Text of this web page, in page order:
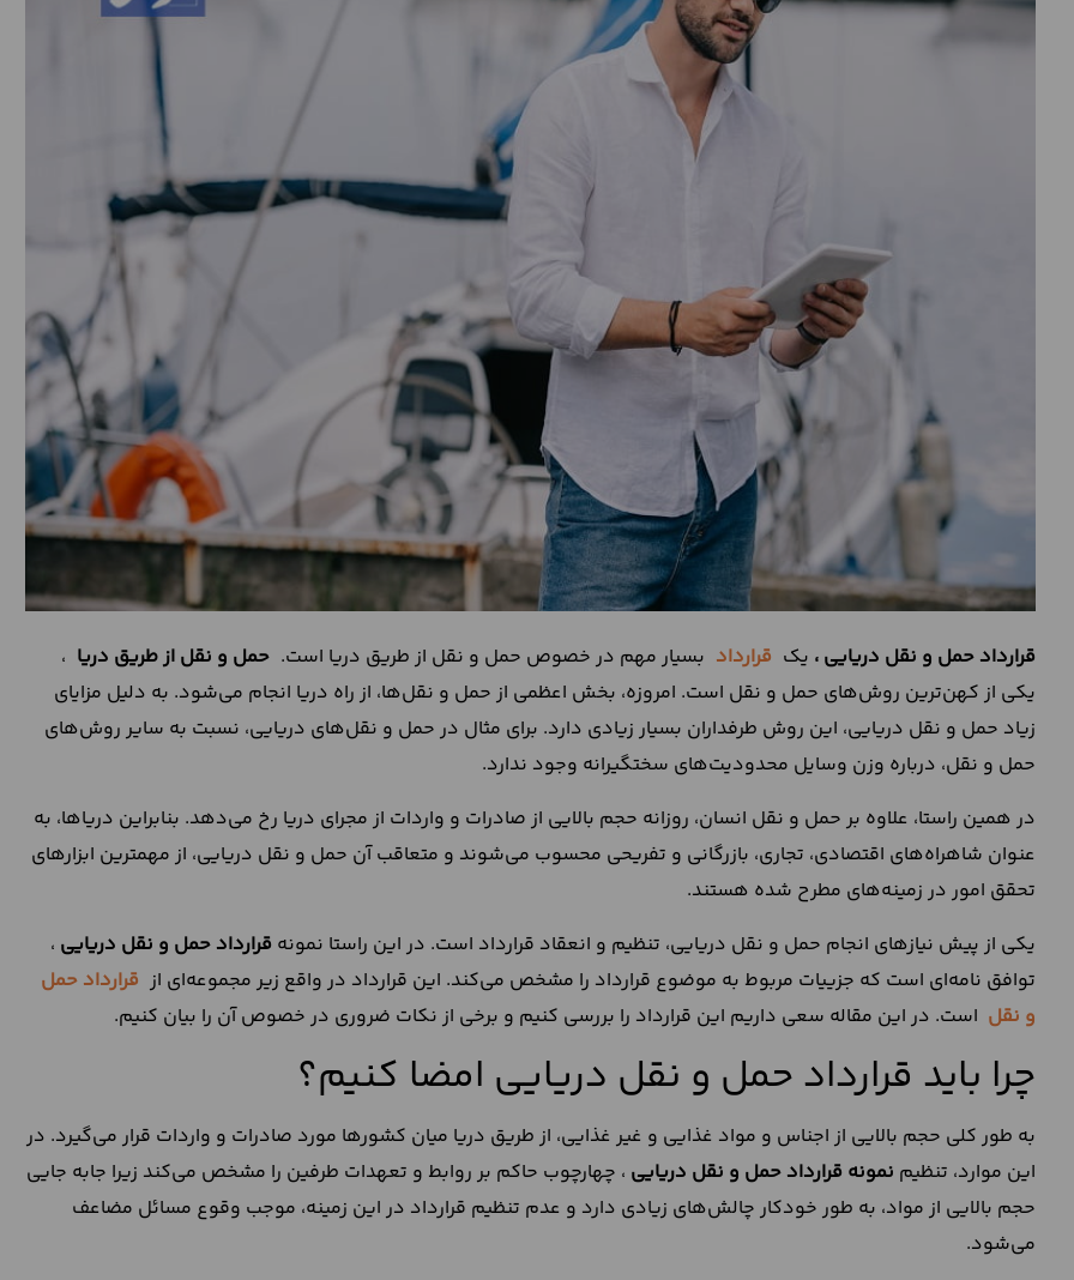
قرارداد حمل و نقل دریایی ، یک قرارداد بسیار مهم در خصوص حمل و نقل از طریق دریا است. حمل و نقل از طریق دریا ،
یکی از کهن‌ترین روش‌های حمل و نقل است. امروزه، بخش اعظمی از حمل و نقل‌ها، از راه دریا انجام می‌شود. به دلیل مزایای
زیاد حمل و نقل دریایی، این روش طرفداران بسیار زیادی دارد. برای مثال در حمل و نقل‌های دریایی، نسبت به سایر روش‌های
حمل و نقل، درباره وزن وسایل محدودیت‌های سختگیرانه وجود ندارد.
در همین راستا، علاوه بر حمل و نقل انسان، روزانه حجم بالایی از صادرات و واردات از مجرای دریا رخ می‌دهد. بنابراین دریاها، به
عنوان شاهراه‌های اقتصادی، تجاری، بازرگانی و تفریحی محسوب می‌شوند و متعاقب آن حمل و نقل دریایی، از مهمترین ابزارهای
تحقق امور در زمینه‌های مطرح شده هستند.
یکی از پیش نیاز‌های انجام حمل و نقل‌ دریایی، تنظیم و انعقاد قرارداد است. در این راستا نمونه قرارداد حمل و نقل دریایی ،
توافق نامه‌ای است که جزییات مربوط به موضوع قرارداد را مشخص می‌‌کند. این قرارداد در واقع زیر مجموعه‌ای از قرارداد حمل
و نقل است. در این مقاله سعی داریم این قرارداد را بررسی کنیم و برخی از نکات ضروری در خصوص آن را بیان کنیم.
چرا باید قرارداد حمل و نقل دریایی امضا کنیم؟
به طور کلی حجم بالایی از اجناس و مواد غذایی و غیر غذایی، از طریق دریا میان کشورها مورد صادرات و واردات قرار می‌گیرد. در
این موارد، تنظیم نمونه قرارداد حمل و نقل دریایی ، چهارچوب حاکم بر روابط و تعهدات طرفین را مشخص می‌کند زیرا جابه جایی
حجم بالایی از مواد، به طور خودکار چالش‌های زیادی دارد و عدم تنظیم قرارداد در این زمینه، موجب وقوع مسائل مضاعف
می‌شود.